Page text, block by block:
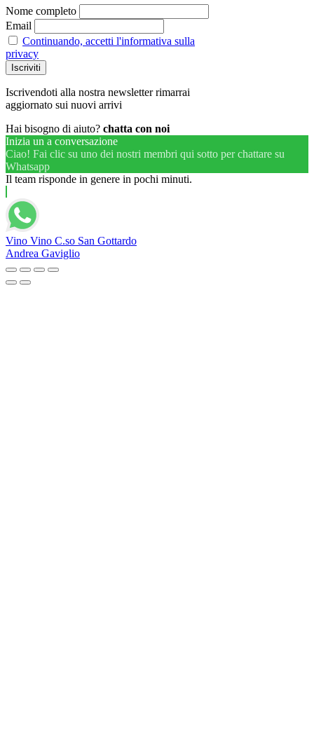
Nome completo
Email
Continuando, accetti l'informativa sulla
privacy
Iscrivendoti alla nostra newsletter rimarrai
aggiornato sui nuovi arrivi
Hai bisogno di aiuto? chatta con noi
Inizia un a conversazione
Ciao! Fai clic su uno dei nostri membri qui sotto per chattare su
Whatsapp
Il team risponde in genere in pochi minuti.
Vino Vino C.so San Gottardo
Andrea Gaviglio